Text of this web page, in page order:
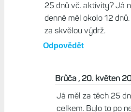
25 dnů vč. aktivity? Já
denně měl okolo 12
za skvělou výdrž.
Odpovědět
Brůča , 20. květen
Já měl za těch 25
celkem. Bylo to po